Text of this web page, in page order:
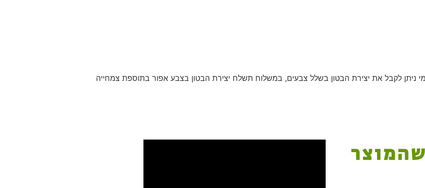
ניתן לקבל את יצירת הבטון בשלל צבעים, במשלוח תשלח יצירת הבטון בצבע אפור בתוספת צמחייה